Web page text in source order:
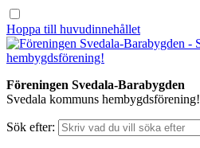
Hoppa till huvudinnehållet
Föreningen Svedala-Barabygden
Svedala kommuns hembygdsförening!
Sök efter: